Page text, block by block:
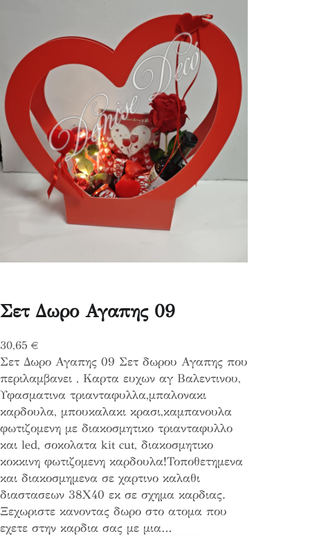
Σετ Δωρο Αγαπης 09
30,65 €
Σετ Δωρο Αγαπης 09 Σετ δωρου Αγαπης που
περιλαμβανει , Καρτα ευχων αγ Βαλεντινου,
Υφασματινα τριανταφυλλα,μπαλονακι
καρδουλα, μπουκαλακι κρασι,καμπανουλα
φωτιζομενη με διακοσμητικο τριανταφυλλο
και led, σοκολατα kit cut, διακοσμητικο
κοκκινη φωτιζομενη καρδουλα!Τοποθετημενα
και διακοσμημενα σε χαρτινο καλαθι
διαστασεων 38Χ40 εκ σε σχημα καρδιας.
Ξεχωριστε κανοντας δωρο στο ατομα που
εχετε στην καρδια σας με μια…